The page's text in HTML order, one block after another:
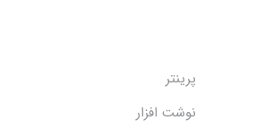
پرینتر
نوشت افزار